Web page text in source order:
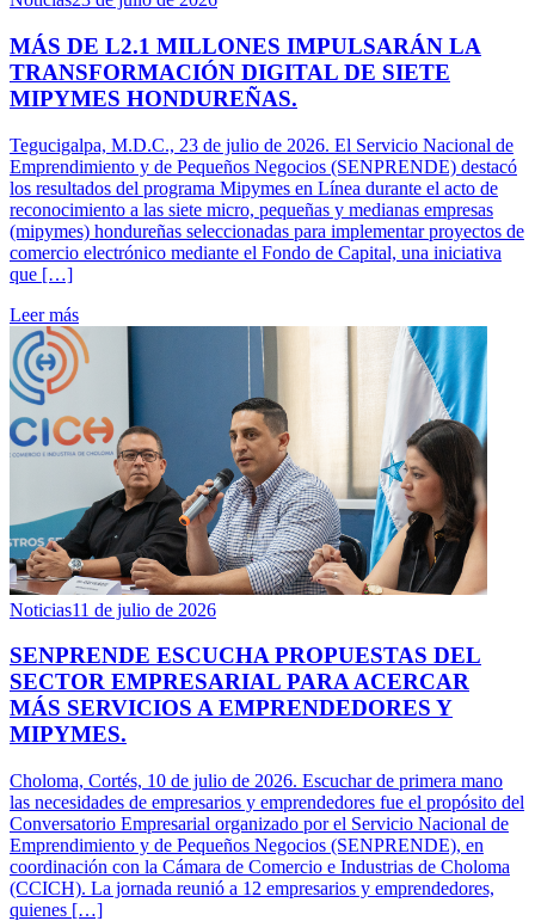
MÁS DE L2.1 MILLONES IMPULSARÁN LA
TRANSFORMACIÓN DIGITAL DE SIETE
MIPYMES HONDUREÑAS.
Tegucigalpa, M.D.C., 23 de julio de 2026. El Servicio Nacional de
Emprendimiento y de Pequeños Negocios (SENPRENDE) destacó
los resultados del programa Mipymes en Línea durante el acto de
reconocimiento a las siete micro, pequeñas y medianas empresas
(mipymes) hondureñas seleccionadas para implementar proyectos de
comercio electrónico mediante el Fondo de Capital, una iniciativa
que […]
Leer más
Noticias11 de julio de 2026
SENPRENDE ESCUCHA PROPUESTAS DEL
SECTOR EMPRESARIAL PARA ACERCAR
MÁS SERVICIOS A EMPRENDEDORES Y
MIPYMES.
Choloma, Cortés, 10 de julio de 2026. Escuchar de primera mano
las necesidades de empresarios y emprendedores fue el propósito del
Conversatorio Empresarial organizado por el Servicio Nacional de
Emprendimiento y de Pequeños Negocios (SENPRENDE), en
coordinación con la Cámara de Comercio e Industrias de Choloma
(CCICH). La jornada reunió a 12 empresarios y emprendedores,
quienes […]